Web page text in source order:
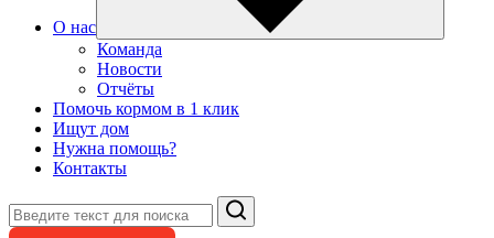
О нас
Команда
Новости
Отчёты
Помочь кормом в 1 клик
Ищут дом
Нужна помощь?
Контакты
Поиск